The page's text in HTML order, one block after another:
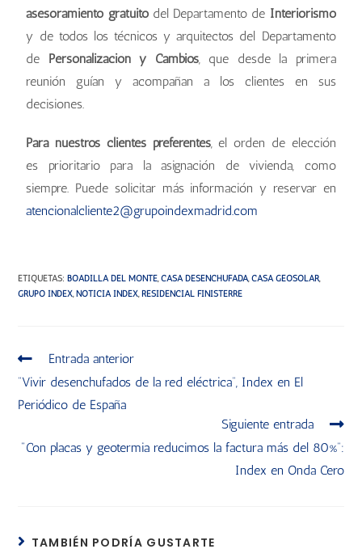
asesoramiento gratuitodel Departamento de Interiorismo
y de todos los técnicos y arquitectos del Departamento
de Personalización y Cambios, que desde la primera
reunión guían y acompañan a los clientes en sus
decisiones.
Para nuestros clientes preferentes, el orden de elección
es prioritario para la asignación de vivienda, como
siempre. Puede solicitar más información y reservar en
atencionalcliente2@grupoindexmadrid.com
ETIQUETAS:BOADILLA DEL MONTE, CASA DESENCHUFADA, CASA GEOSOLAR,
GRUPO INDEX, NOTICIA INDEX, RESIDENCIAL FINISTERRE
Entrada anterior
“Vivir desenchufados de la red eléctrica”, Index en El
Periódico de España
Siguiente entrada
"Con placas y geotermia reducimos la factura más del 80%”:
Index en Onda Cero
TAMBIÉN PODRÍA GUSTARTE